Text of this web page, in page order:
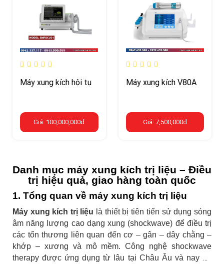
Máy xung kích hội tụ
Giá: 100,000,000đ
Máy xung kích V80A
Giá: 7,500,000đ
Danh mục máy xung kích trị liệu – Điều
trị hiệu quả, giao hàng toàn quốc
1. Tổng quan về máy xung kích trị liệu
Máy xung kích trị liệu là thiết bị tiên tiến sử dụng sóng
âm năng lượng cao dạng xung (shockwave) để điều trị
các tổn thương liên quan đến cơ – gân – dây chằng –
khớp – xương và mô mềm. Công nghệ shockwave
therapy được ứng dụng từ lâu tại Châu Âu và nay đã